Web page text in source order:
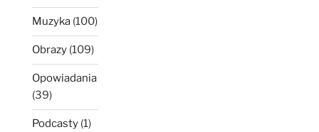
Muzyka (100)
Obrazy (109)
Opowiadania
(39)
Podcasty (1)